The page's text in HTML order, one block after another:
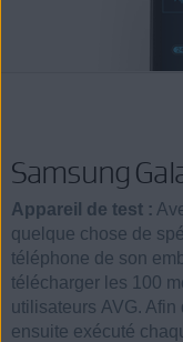
Samsung
Appareil de test :
quelque chose de
téléphone de son
télécharger les 100
utilisateurs AVG.
ensuite exécuté